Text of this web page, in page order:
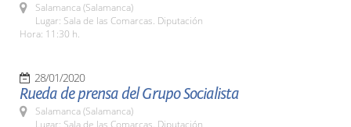
Salamanca (Salamanca)
Lugar: Sala de las Comarcas. Diputación
Hora: 11:30 h.
28/01/2020
Rueda de prensa del Grupo Socialista
Salamanca (Salamanca)
Lugar: Sala de las Comarcas. Diputación